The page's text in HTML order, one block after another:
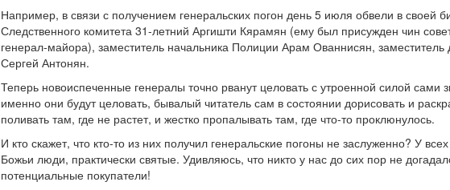
Например, в связи с получением генеральских погон день 5 июля обвели в своей
Следственного комитета 31-летний Аргишти Кярамян (ему был присужден чин
генерал-майора), заместитель начальника Полиции Арам Ованнисян,
Сергей Антонян.
Теперь новоиспеченные генералы точно рванут целовать с утроенной силой сами
именно они будут целовать, бывалый читатель сам в состоянии дорисовать и
поливать там, где не растет, и жестко пропалывать там, где что-то проклюнулось.
И кто скажет, что кто-то из них получил генеральские погоны не заслуженно? У
Божьи люди, практически святые. Удивляюсь, что никто у нас до сих пор не
потенциальные покупатели!